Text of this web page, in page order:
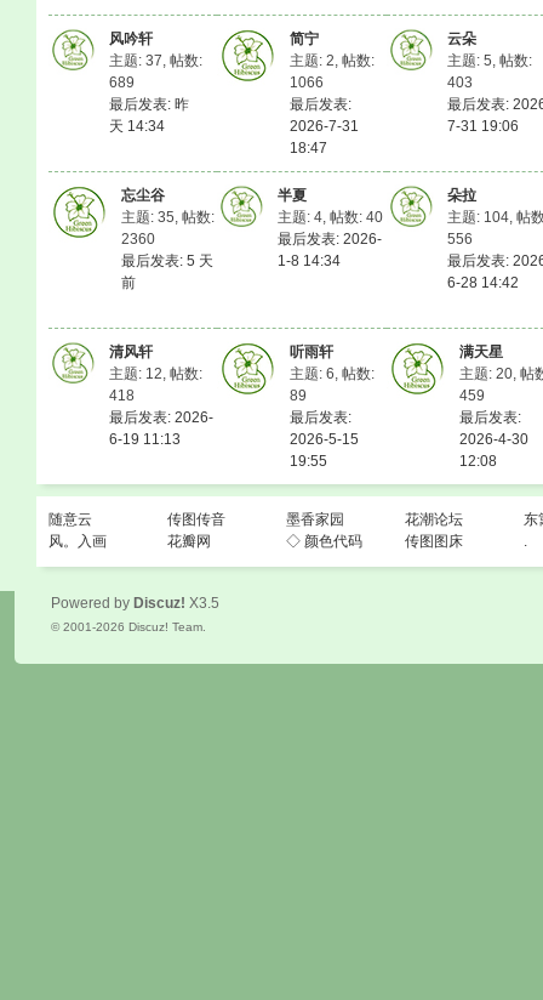
风吟轩
主题: 37, 帖数:
689
最后发表: 昨
天 14:34
简宁
主题: 2, 帖数:
1066
最后发表:
2026-7-31
18:47
云朵
主题: 5, 帖数:
403
最后发表:
7-31 19:06
忘尘谷
主题: 35, 帖数:
2360
最后发表: 5 天
前
半夏
主题: 4, 帖数: 40
最后发表: 2026-
1-8 14:34
朵拉
主题: 104, 帖
556
最后发表:
6-28 14:42
清风轩
主题: 12, 帖数:
418
最后发表: 2026-
6-19 11:13
听雨轩
主题: 6, 帖数:
89
最后发表:
2026-5-15
19:55
满天星
主题: 20, 帖
459
最后发表:
2026-4-30
12:08
随意云 传图传音 墨香家园 花潮论坛
东
风。入画
花瓣网 ◇ 颜色代码 传图图床 .
Powered by Discuz! X3.5
© 2001-2026 Discuz! Team